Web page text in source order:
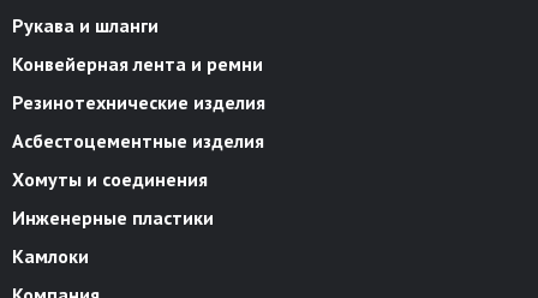
Рукава и шланги
Конвейерная лента и ремни
Резинотехнические изделия
Асбестоцементные изделия
Хомуты и соединения
Инженерные пластики
Камлоки